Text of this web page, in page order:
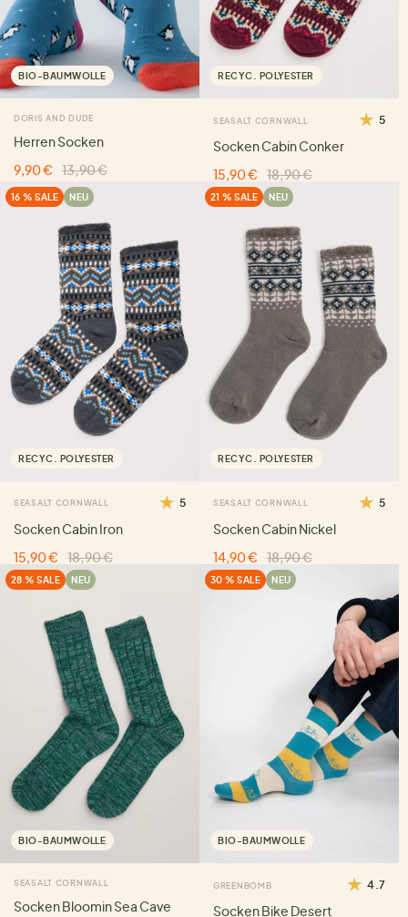
BIO-BAUMWOLLE
DORIS AND DUDE
Herren Socken
9,90 €
13,90 €
RECYC. POLYESTER
SEASALT CORNWALL 5
Socken Cabin Conker
15,90 €
18,90 €
16 % SALE NEU
RECYC. POLYESTER
SEASALT CORNWALL 5
Socken Cabin Iron
15,90 €
18,90 €
21 % SALE NEU
RECYC. POLYESTER
SEASALT CORNWALL 5
Socken Cabin Nickel
14,90 €
18,90 €
28 % SALE NEU
BIO-BAUMWOLLE
SEASALT CORNWALL
Socken Bloomin Sea Cave
30 % SALE NEU
BIO-BAUMWOLLE
GREENBOMB 4.7
Socken Bike Desert